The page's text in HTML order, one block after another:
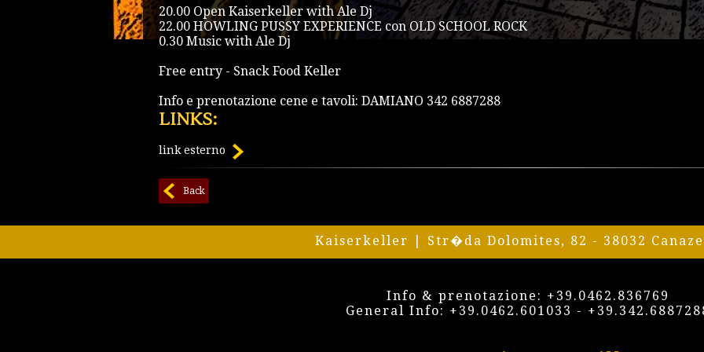
20.00 Open Kaiserkeller with Ale Dj
22.00 HOWLING PUSSY EXPERIENCE con OLD SCHOOL ROCK
0.30 Music with Ale Dj
Free entry - Snack Food Keller
Info e prenotazione cene e tavoli: DAMIANO 342 6887288
LINKS:
link esterno
Back
Kaiserkeller | Str�da Dolomites, 82 - 38032
Info & prenotazione: +39.0462.836769
General Info: +39.0462.601033 -